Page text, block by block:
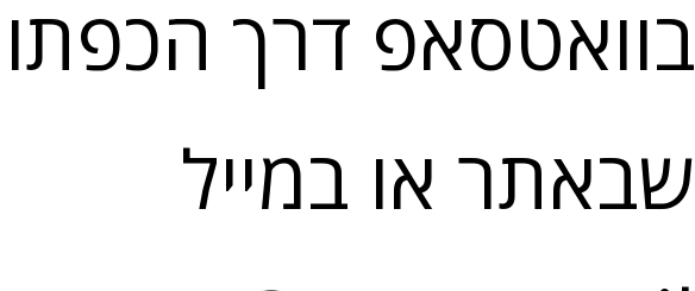
בוואטסאפ דרך
שבאתר או במייל